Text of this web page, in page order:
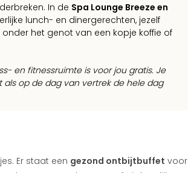
In de Spa Lounge Breeze en
lunch- en dinergerechten, jezelf
het genot van een kopje koffie of
en fitnessruimte is voor jou gratis. Je
op de dag van vertrek de hele dag
Er staat een gezond ontbijtbuffet voor